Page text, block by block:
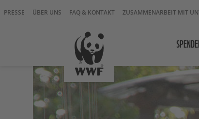
PRESSE ÜBER UNS FAQ & KONTAKT ZUSAMMENARBEIT MIT